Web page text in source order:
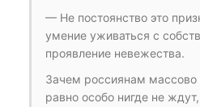
— Не постоянство это
умение уживаться с
проявление невежества.
Зачем россиянам массово
равно особо нигде не